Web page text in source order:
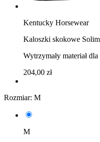
Kentucky Horsewear
Kaloszki skokowe
Wytrzymały materiał
204,00 zł
Rozmiar: M
M